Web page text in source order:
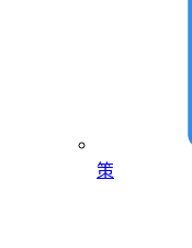
策